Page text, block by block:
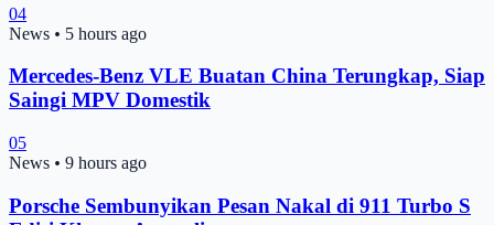
04
News • 5 hours ago
Mercedes-Benz VLE Buatan China Terungkap, Siap
Saingi MPV Domestik
05
News • 9 hours ago
Porsche Sembunyikan Pesan Nakal di 911 Turbo S